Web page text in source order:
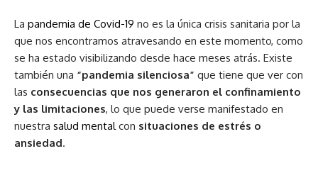
La pandemia de Covid-19 no es la única crisis sanitaria por la
que nos encontramos atravesando en este momento, como
se ha estado visibilizando desde hace meses atrás. Existe
también una “pandemia silenciosa” que tiene que ver con
las consecuencias que nos generaron el confinamiento
y las limitaciones, lo que puede verse manifestado en
nuestra salud mentalcon situaciones de estrés o
ansiedad.